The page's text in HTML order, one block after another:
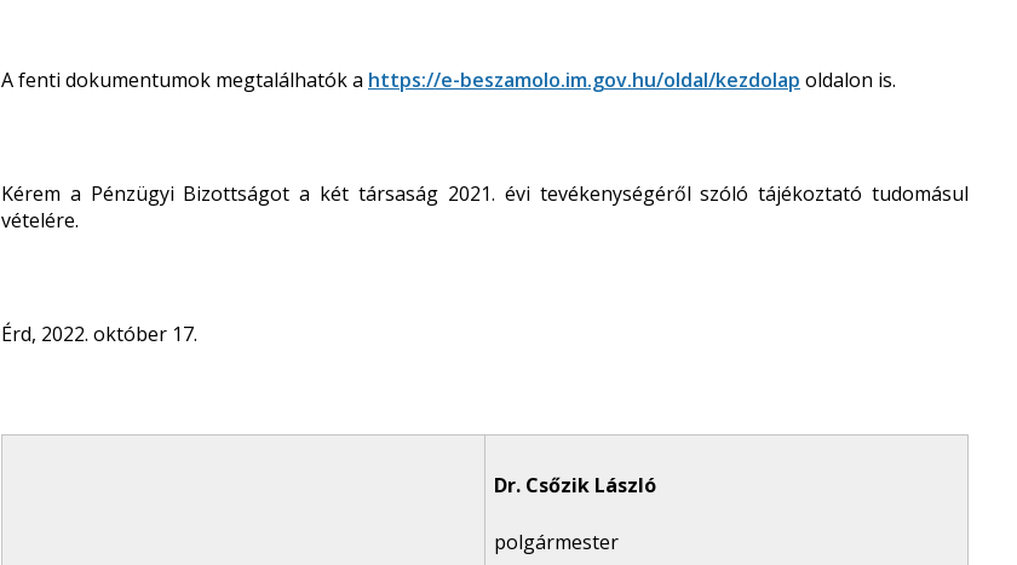
A fenti dokumentumok megtalálhatók a https://e-beszamolo.im.gov.hu/oldal/kezdolap oldalon is.
Kérem a Pénzügyi Bizottságot a két társaság 2021. évi tevékenységéről szóló tájékoztató tudomásul
vételére.
Érd, 2022. október 17.
Dr. Csőzik László
polgármester